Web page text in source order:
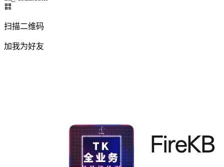
扫描二维码
加我为好友